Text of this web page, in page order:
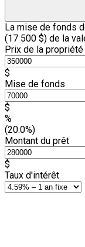
La mise de fonds
(17 500 $) de la
Prix de la propriété
$
Mise de fonds
$
%
(20.0%)
Montant du prêt
$
Taux d'intérêt